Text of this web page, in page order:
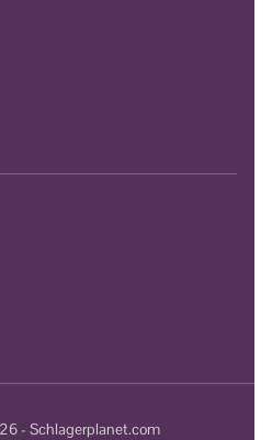
- Schlagerplanet.com